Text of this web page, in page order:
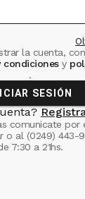
la cuenta,
condiciones y
.
SESIÓN
comunicate por
o al (0249) 443-
7:30 a 21hs.